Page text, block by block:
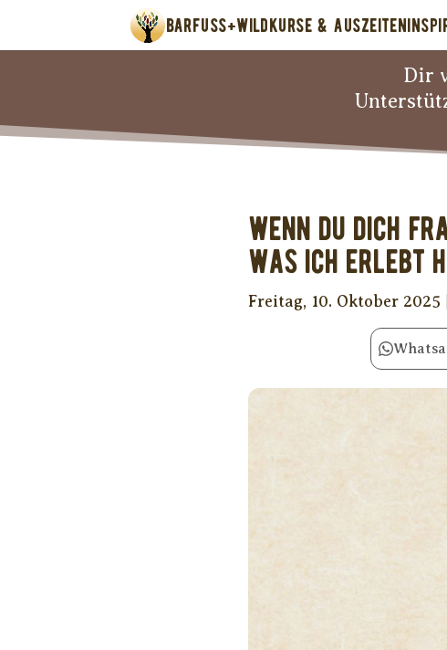
BARFUSS+WILDKURSE & AUSZEITEN
Dir
Wenn Du Dich
was ich erlebt
Freitag, 10. Oktober 2025